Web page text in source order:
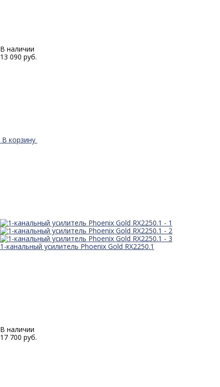
В наличии
13 090 руб.
В корзину
1-канальный усилитель Phoenix Gold RX2250.1
В наличии
17 700 руб.